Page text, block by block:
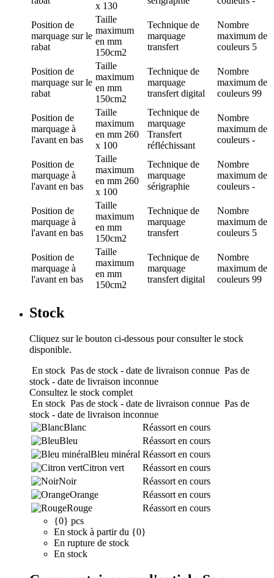
x 130
Position de
marquage sur le
rabat
Taille
maximum
en mm
150cm2
Technique de
marquage
transfert
Nombre
maximum de
couleurs 5
Position de
marquage sur le
rabat
Taille
maximum
en mm
150cm2
Technique de
marquage
transfert digital
Nombre
maximum de
couleurs 99
Position de
marquage à
l'avant en bas
Taille
maximum
en mm 260
x 100
Technique de
marquage
Transfert
réfléchissant
Nombre
maximum de
couleurs -
Position de
marquage à
l'avant en bas
Taille
maximum
en mm 260
x 100
Technique de
marquage
sérigraphie
Nombre
maximum de
couleurs -
Position de
marquage à
l'avant en bas
Taille
maximum
en mm
150cm2
Technique de
marquage
transfert
Nombre
maximum de
couleurs 5
Position de
marquage à
l'avant en bas
Taille
maximum
en mm
150cm2
Technique de
marquage
transfert digital
Nombre
maximum de
couleurs 99
Stock
Cliquez sur le bouton ci-dessous pour consulter le stock
disponible.
En stock Pas de stock - date de livraison connue Pas de
stock - date de livraison inconnue
Consultez le stock complet
En stock Pas de stock - date de livraison connue Pas de
stock - date de livraison inconnue
Blanc
Réassort en cours
Bleu
Réassort en cours
Bleu minéral Réassort en cours
Citron vert
Réassort en cours
Noir
Réassort en cours
Orange
Réassort en cours
Rouge
Réassort en cours
{0} pcs
En stock à partir du {0}
En rupture de stock
En stock